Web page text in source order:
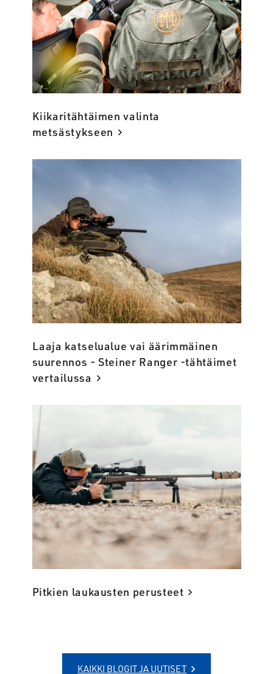
Kiikaritähtäimen valinta
metsästykseen
Laaja katselualue vai äärimmäinen
suurennos - Steiner Ranger -tähtäimet
vertailussa
Pitkien laukausten perusteet
KAIKKI BLOGIT JA UUTISET